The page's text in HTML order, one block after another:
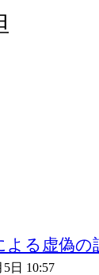
よる虚偽の
5日 10:57